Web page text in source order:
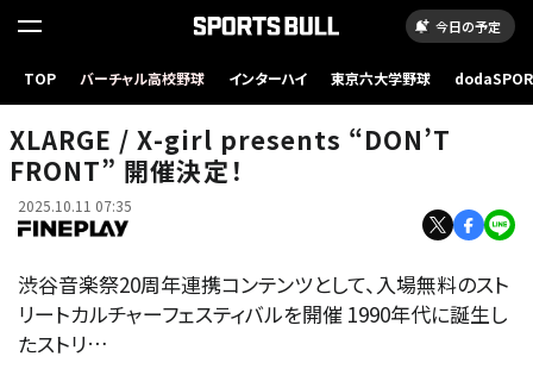
今日の予定
TOP バーチャル高校野球 インターハイ 東京六大学野球
XLARGE / X-girl presents “DON’T
FRONT” 開催決定！
2025.10.11 07:35
渋谷音楽祭20周年連携コンテンツとして、入場無料のスト
リートカルチャーフェスティバルを開催 1990年代に誕生し
たストリ…